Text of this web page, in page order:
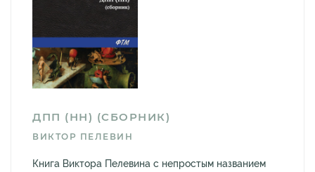
ДПП (НН) (СБОРНИК)
ВИКТОР ПЕЛЕВИН
Книга Виктора Пелевина с непростым названием